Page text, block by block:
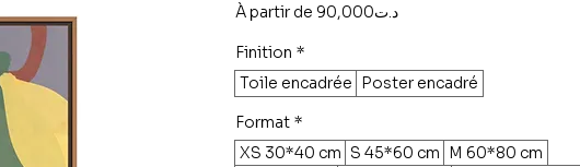
À partir de 90,000د.تPrix
Finition *
Toile encadrée Poster encadré
Format *
XS 30*40 cm S 45*60 cm M 60*80 cm